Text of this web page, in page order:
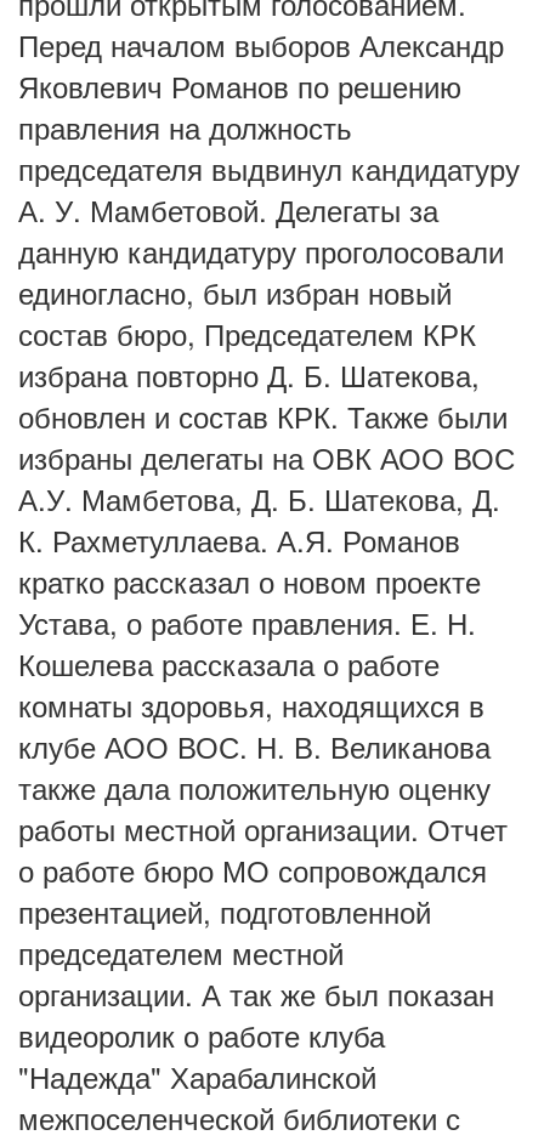
Перед началом выборов Александр
Яковлевич Романов по решению
правления на должность
председателя выдвинул кандидатуру
А. У. Мамбетовой. Делегаты за
данную кандидатуру проголосовали
единогласно, был избран новый
состав бюро, Председателем КРК
избрана повторно Д. Б. Шатекова,
обновлен и состав КРК. Также были
избраны делегаты на ОВК АОО ВОС
А.У. Мамбетова, Д. Б. Шатекова, Д.
К. Рахметуллаева. А.Я. Романов
кратко рассказал о новом проекте
Устава, о работе правления. Е. Н.
Кошелева рассказала о работе
комнаты здоровья, находящихся в
клубе АОО ВОС. Н. В. Великанова
также дала положительную оценку
работы местной организации. Отчет
о работе бюро МО сопровождался
презентацией, подготовленной
председателем местной
организации. А так же был показан
видеоролик о работе клуба
"Надежда" Харабалинской
межпоселенческой библиотеки с